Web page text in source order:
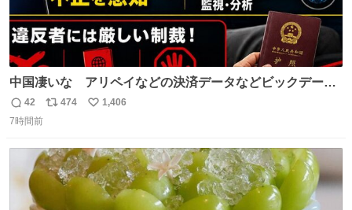
中国凄いな アリペイなどの決済データなどビックデータ
で海外にいる中国人の監視をはじめ、多額の資金決済など
があれば帰国命令を出しはじめたらしい。そして、パスポ
返
信
42
リ
ト
数
474
い
数
1,406
7時間前